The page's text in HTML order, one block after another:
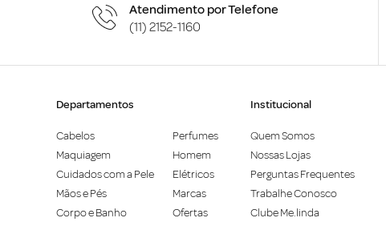
Atendimento por Telefone
(11) 2152-1160
Departamentos
Cabelos
Maquiagem
Cuidados com a Pele
Mãos e Pés
Corpo e Banho
Perfumes
Homem
Elétricos
Marcas
Ofertas
Institucional
Quem Somos
Nossas Lojas
Perguntas Frequentes
Trabalhe Conosco
Clube Me.linda